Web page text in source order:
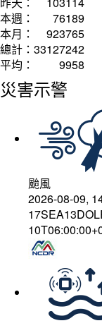
本週：
76189
本月：
923765
總計： 33127242
平均：
9958
災害示警
颱風
2026-08-09,